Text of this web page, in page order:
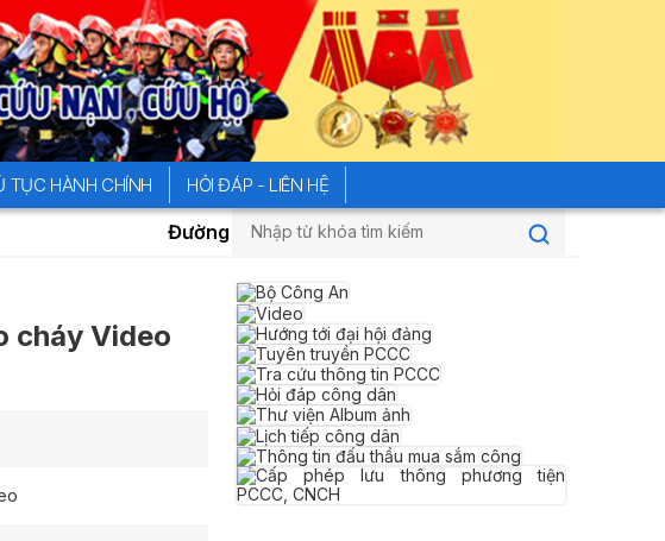
TỤC HÀNH CHÍNH HỎI ĐÁP - LIÊN HỆ
Đường dây nóng của Bộ Công an tiếp nhận phản ánh về
cháy Video